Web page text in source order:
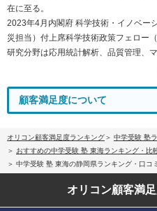
在に至る。
2023年4月内閣府 科学技術・イノベー
災担当）付上席科学技術政策フェロー（
研究分野は応用統計解析、品質管理、マ
顧客満足度について
オリコン顧客満足度ランキング
中学受験 塾
おすすめの中学受験 塾 東海ランキング・比
中学受験 塾 東海の静岡県ランキング・口コ
オリコン顧客満